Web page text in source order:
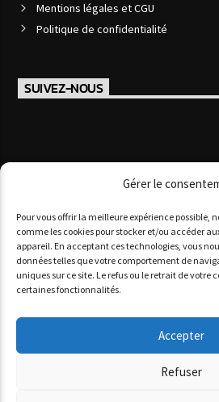
Gérer le
Pour vous offrir la meilleure expérience possible,
comme les cookies pour stocker et/ou accéder
appareil. En acceptant ces technologies, vous
données telles que votre comportement de
uniques sur ce site. Le refus ou le retrait de votre
certaines fonctionnalités.
Accepter
Refuser
Mentions légales et CGU
Politique de confidentialité
SUIVEZ-NOUS
Copyright 2025 www
l'agence webinformatiques.com
AGORA CÔTE D’AZUR